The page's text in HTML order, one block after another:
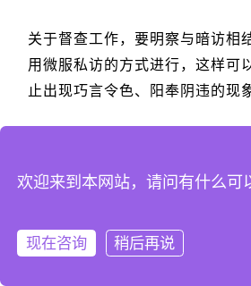
关于督查工作，要明察与暗访相
用微服私访的方式进行，这样可
止出现巧言令色、阳奉阴违的现
那么，什么才是暗访的正确的打
暗访工作，关键在暗。
注册
欢迎来到本网站，请问有什么可
现在咨询 稍后再说